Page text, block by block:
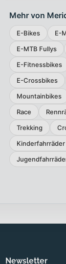
Mehr von
E-Bikes E-
E-MTB Fullys
E-Fitnessbikes
E-Crossbikes
Mountainbikes
Race
Trekking
Newsletter